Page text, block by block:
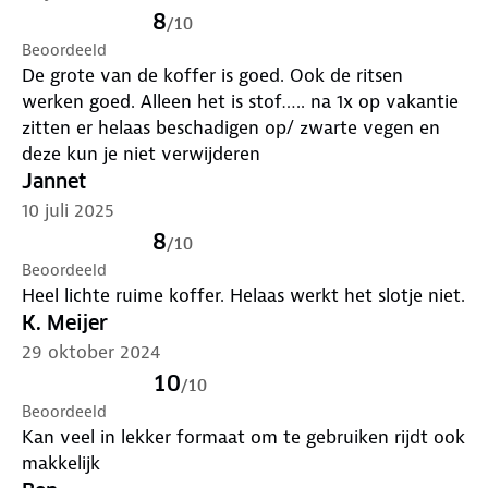
een agentschap van het Amerikaanse ministerie van
Binnenlandse Veiligheid (Homeland Security) dat
gezag over de veiligheid van de reizigers in de
Verenigde Staten uitoefent. TSA-slot instellen?
doe je dat.
8/10
Beoordeeld
De grote van de koffer is goed. Ook de ritsen
werken goed. Alleen het is stof….. na 1x op vakantie
zitten er helaas beschadigen op/ zwarte vegen en
deze kun je niet verwijderen
Jannet
10 juli 2025
8/10
Beoordeeld
Heel lichte ruime koffer. Helaas werkt het slotje niet.
K. Meijer
29 oktober 2024
10/10
Beoordeeld
Kan veel in lekker formaat om te gebruiken rijdt ook
makkelijk